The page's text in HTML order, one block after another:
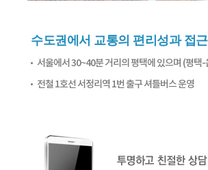
수도권에서 교통의 편리성과 접
서울에서 30~40분 거리의 평택에 있으며 (평택
전철 1호선 서정리역 1번 출구 셔틀버스 운영